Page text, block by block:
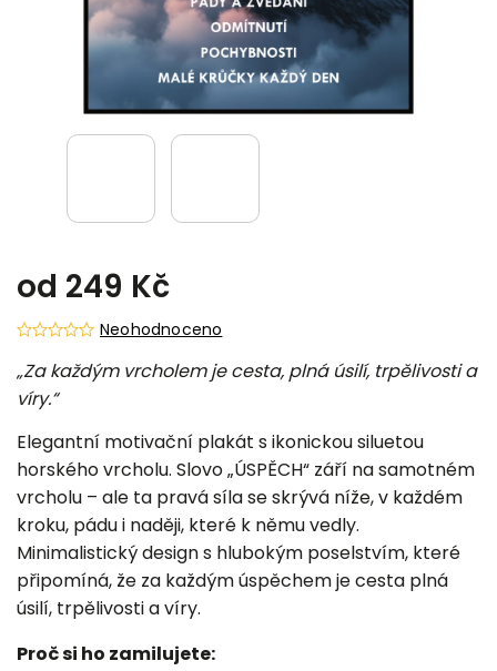
od 249 Kč
Neohodnoceno
„Za každým vrcholem je cesta, plná úsilí, trpělivosti a
víry.“
Elegantní motivační plakát s ikonickou siluetou
horského vrcholu. Slovo „ÚSPĚCH“ září na samotném
vrcholu – ale ta pravá síla se skrývá níže, v každém
kroku, pádu i naději, které k němu vedly.
Minimalistický design s hlubokým poselstvím, které
připomíná, že za každým úspěchem je cesta plná
úsilí, trpělivosti a víry.
Proč si ho zamilujete: